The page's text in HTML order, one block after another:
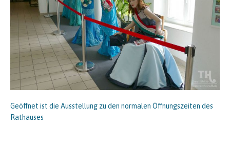
Geöffnet ist die Ausstellung zu den normalen Öffnungszeiten des
Rathauses